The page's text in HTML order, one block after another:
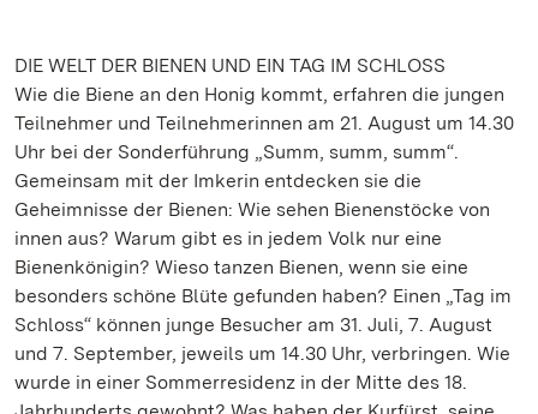
DIE WELT DER BIENEN UND EIN TAG IM SCHLOSS
Wie die Biene an den Honig kommt, erfahren die jungen
Teilnehmer und Teilnehmerinnen am 21. August um 14.30
Uhr bei der Sonderführung „Summ, summ, summ“.
Gemeinsam mit der Imkerin entdecken sie die
Geheimnisse der Bienen: Wie sehen Bienenstöcke von
innen aus? Warum gibt es in jedem Volk nur eine
Bienenkönigin? Wieso tanzen Bienen, wenn sie eine
besonders schöne Blüte gefunden haben? Einen „Tag im
Schloss“ können junge Besucher am 31. Juli, 7. August
und 7. September, jeweils um 14.30 Uhr, verbringen. Wie
wurde in einer Sommerresidenz in der Mitte des 18.